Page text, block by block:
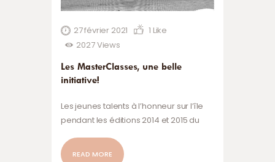
27 février 2021 1 Like
2027Views
Les MasterClasses, une belle
initiative!
Les jeunes talents à l’honneur sur l’île
pendant les éditions 2014 et 2015 du
READ MORE